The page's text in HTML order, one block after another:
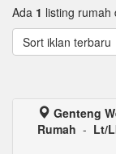
Ada 1 listing rumah
Sort iklan terbaru
Genteng
Rumah - Lt/